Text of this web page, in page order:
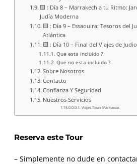
🟨 : Día 8 – Marrakech a tu Ritmo:
Judía Moderna
🟨 : Día 9 – Essaouira: Tesoros del
Atlántica
🟨 : Día 10 – Final del Viajes de
Que esta incluido ?
Que no esta incluido ?
Sobre Nosotros
Contacto
Confianza Y Seguridad
Nuestros Servicios
Viajes Tours Marruecos
Reserva este Tour
– Simplemente no dude en